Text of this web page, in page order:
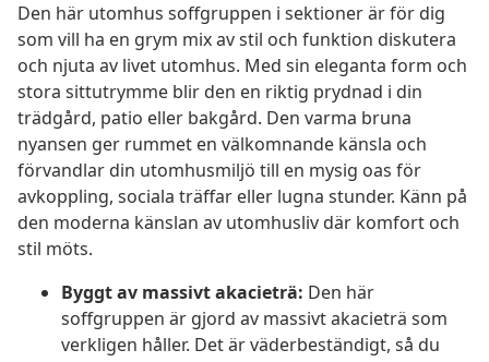
Den här utomhus soffgruppen i sektioner är för dig
som vill ha en grym mix av stil och funktion diskutera
och njuta av livet utomhus. Med sin eleganta form och
stora sittutrymme blir den en riktig prydnad i din
trädgård, patio eller bakgård. Den varma bruna
nyansen ger rummet en välkomnande känsla och
förvandlar din utomhusmiljö till en mysig oas för
avkoppling, sociala träffar eller lugna stunder. Känn på
den moderna känslan av utomhusliv där komfort och
stil möts.
Byggt av massivt akacieträ: Den här
soffgruppen är gjord av massivt akacieträ som
verkligen håller. Det är väderbeständigt, så du